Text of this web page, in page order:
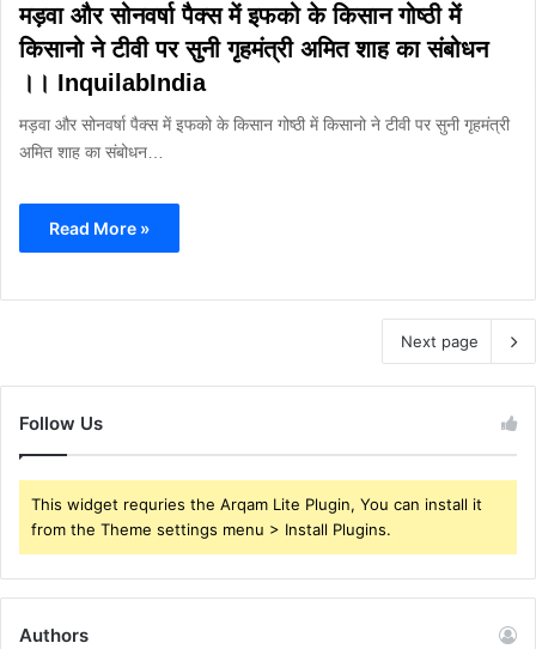
मड़वा और सोनवर्षा पैक्स में इफको के किसान गोष्ठी में
किसानो ने टीवी पर सुनी गृहमंत्री अमित शाह का संबोधन
।। InquilabIndia
मड़वा और सोनवर्षा पैक्स में इफको के किसान गोष्ठी में किसानो ने टीवी पर सुनी गृहमंत्री
अमित शाह का संबोधन…
Read More »
Next page
Follow Us
This widget requries the Arqam Lite Plugin, You can install it
from the Theme settings menu > Install Plugins.
Authors